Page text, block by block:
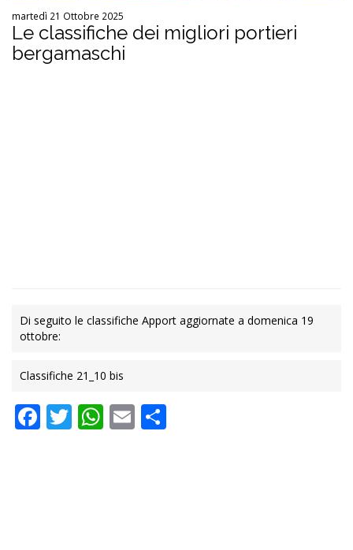
martedì 21 Ottobre 2025
Le classifiche dei migliori portieri
bergamaschi
Di seguito le classifiche Apport aggiornate a domenica 19
ottobre:
Classifiche 21_10 bis
Facebook
Twitter
WhatsApp
Email